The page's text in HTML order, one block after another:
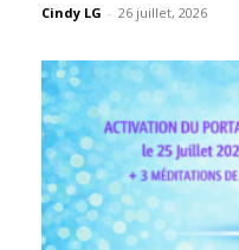
Cindy LG - 26 juillet, 2026